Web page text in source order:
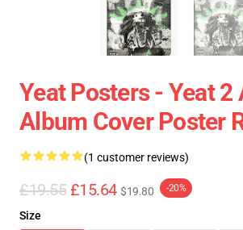
Yeat Posters - Yeat 2
Album Cover Poster
(1 customer reviews)
£19.55 £15.64 $19.80 -20%
Size